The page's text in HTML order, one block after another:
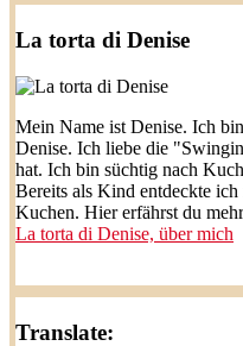
La torta di Denise
Mein Name ist Denise. Ich
Denise. Ich liebe die
hat. Ich bin süchtig nach
Bereits als Kind entdeckte
Kuchen. Hier erfährst du
La torta di Denise, über mich
Translate: